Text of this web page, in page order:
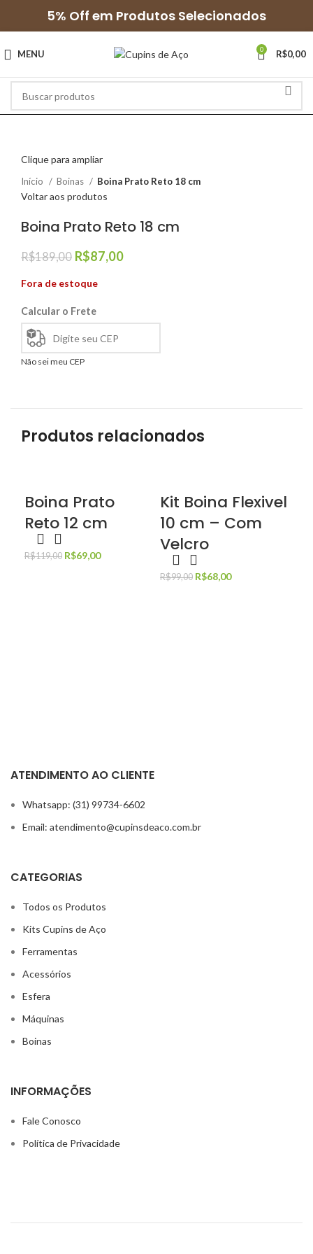
5% Off em Produtos Selecionados
MENU 0 R$0,00
Clique para ampliar
Início Boinas Boina Prato Reto 18 cm
Voltar aos produtos
Boina Prato Reto 18 cm
R$189,00 R$87,00
Fora de estoque
Calcular o Frete
Não sei meu CEP
Produtos relacionados
Boina Prato
Reto 12 cm
R$119,00 R$69,00
Kit Boina Flexivel
10 cm – Com
Velcro
R$99,00 R$68,00
ATENDIMENTO AO CLIENTE
Whatsapp: (31) 99734-6602
Email: atendimento@cupinsdeaco.com.br
CATEGORIAS
Todos os Produtos
Kits Cupins de Aço
Ferramentas
Acessórios
Esfera
Máquinas
Boinas
INFORMAÇÕES
Fale Conosco
Política de Privacidade